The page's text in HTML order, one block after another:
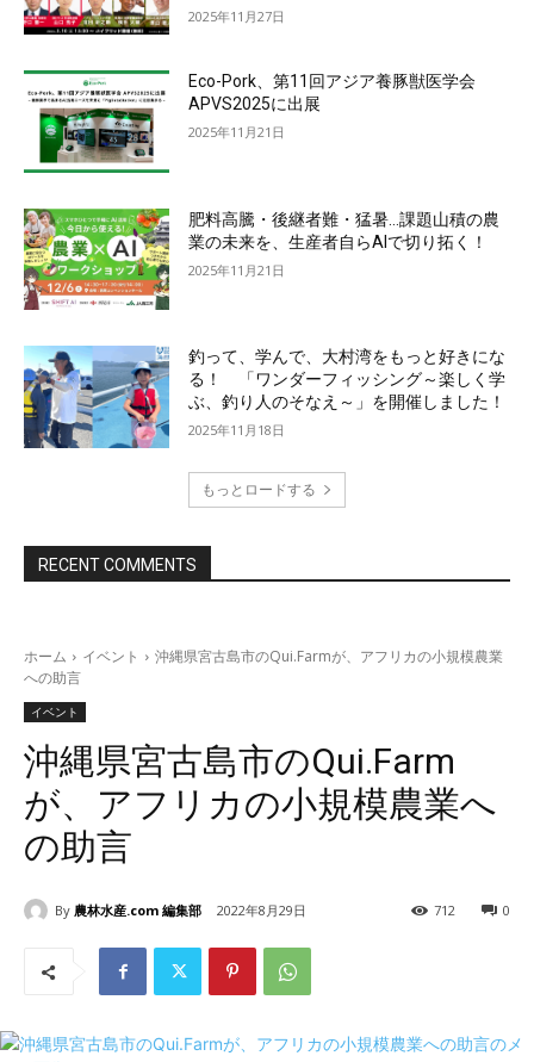
2025年11月27日
Eco-Pork、第11回アジア養豚獣医学会
APVS2025に出展
2025年11月21日
肥料高騰・後継者難・猛暑…課題山積の農
業の未来を、生産者自らAIで切り拓く！
2025年11月21日
釣って、学んで、大村湾をもっと好きにな
る！ 「ワンダーフィッシング～楽しく学
ぶ、釣り人のそなえ～」を開催しました！
2025年11月18日
もっとロードする
RECENT COMMENTS